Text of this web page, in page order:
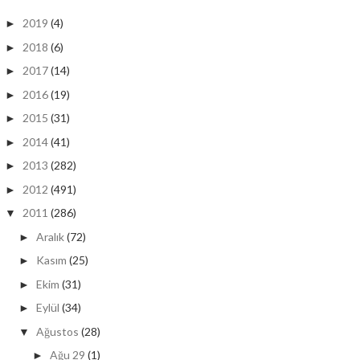
► 2019 (4)
► 2018 (6)
► 2017(14)
► 2016(19)
► 2015 (31)
► 2014(41)
► 2013 (282)
► 2012 (491)
▼ 2011 (286)
► Aralık(72)
► Kasım (25)
► Ekim (31)
► Eylül (34)
▼ Ağustos (28)
► Ağu 29 (1)